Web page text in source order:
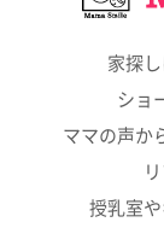
家探
ショ
ママの声か
授乳室